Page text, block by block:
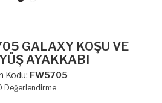
GALAXY KOŞU VE
AYAKKABI
Kodu: FW5705
Değerlendirme